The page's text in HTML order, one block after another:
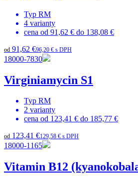
Typ RM
4 varianty
cena od 91,62 € do 138,08 €
od 91,62 €96,20 € s DPH
18000-7830
Virginiamycin S1
Typ RM
2 varianty
cena od 123,41 € do 185,77 €
od 123,41 €129,58 € s DPH
18000-1165
Vitamin B12